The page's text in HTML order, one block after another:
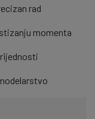
rad
momenta